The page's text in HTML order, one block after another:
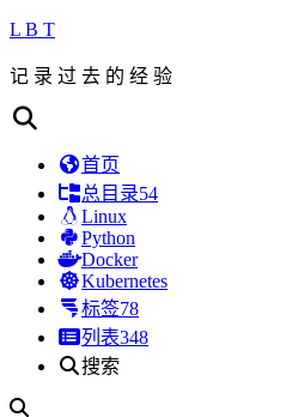
L B T
记 录 过 去 的 经 验
首页
总目录54
Linux
Python
Docker
Kubernetes
标签78
列表348
搜索